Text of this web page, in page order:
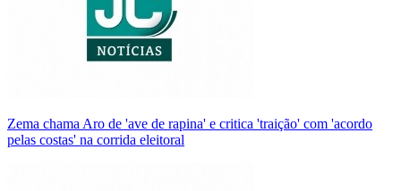
Zema chama Aro de 'ave de rapina' e critica 'traição' com 'acordo
pelas costas' na corrida eleitoral